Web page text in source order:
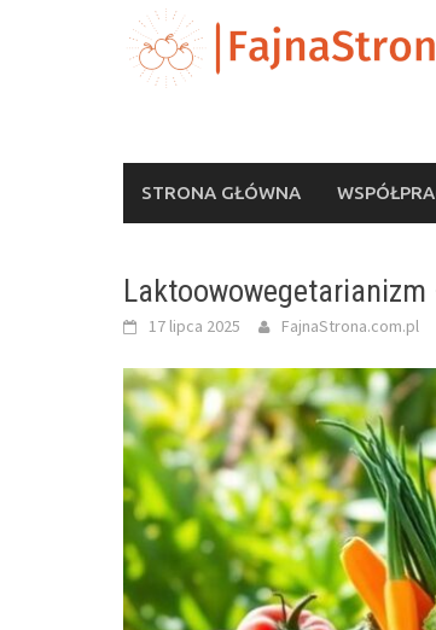
STRONA GŁÓWNA
17 lipca 2025 FajnaStrona.com.pl